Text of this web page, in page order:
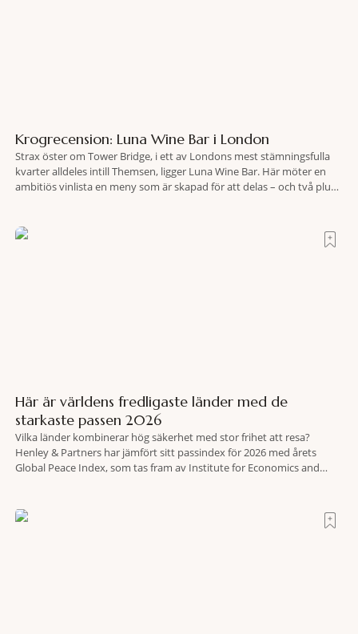
Krogrecension: Luna Wine Bar i London
Strax öster om Tower Bridge, i ett av Londons mest stämningsfulla
kvarter alldeles intill Themsen, ligger Luna Wine Bar. Här möter en
ambitiös vinlista en meny som är skapad för att delas – och två plus
Här är världens fredligaste länder med de
starkaste passen 2026
Vilka länder kombinerar hög säkerhet med stor frihet att resa?
Henley & Partners har jämfört sitt passindex för 2026 med årets
Global Peace Index, som tas fram av Institute for Economics and